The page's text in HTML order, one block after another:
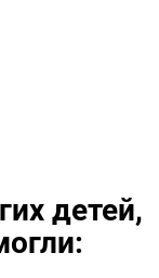
детей,